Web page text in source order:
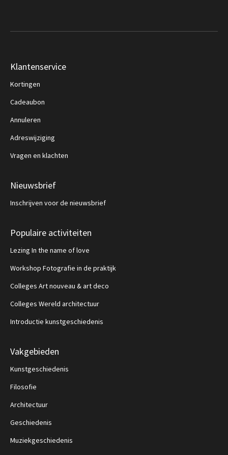
Klantenservice
Kortingen
Cadeaubon
Annuleren
Adreswijziging
Vragen en klachten
Nieuwsbrief
Inschrijven voor de nieuwsbrief
Populaire activiteiten
Lezing In the name of love
Workshop Fotografie in de praktijk
Colleges Art nouveau & art deco
Colleges Wereld architectuur
Introductie kunstgeschiedenis
Vakgebieden
Kunstgeschiedenis
Filosofie
Architectuur
Geschiedenis
Muziekgeschiedenis